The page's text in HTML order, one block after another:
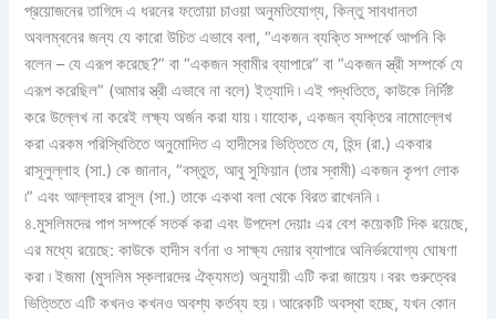
প্রয়োজনের তাগিদে এ ধরনের ফতোয়া চাওয়া অনুমতিযোগ্য, কিন্তু সাবধানতা
অবলম্বনের জন্য যে কারো উচিত এভাবে বলা, “একজন ব্যক্তি সম্পর্কে আপনি কি
বলেন – যে এরূপ করেছে?” বা “একজন স্বামীর ব্যাপারে” বা “একজন স্ত্রী সম্পর্কে যে
এরূপ করেছিল” (আমার স্ত্রী এভাবে না বলে) ইত্যাদি ৷ এই পদ্ধতিতে, কাউকে নির্দিষ্ট
করে উল্লেখ না করেই লক্ষ্য অর্জন করা যায় ৷ যাহোক, একজন ব্যক্তির নামোল্লেখ
করা এরকম পরিস্থিতিতে অনুমোদিত এ হাদীসের ভিত্তিতে যে, হিন্দ (রা.) একবার
রাসূলুল্লাহ (সা.) কে জানান, “বস্তুত, আবু সুফিয়ান (তার স্বামী) একজন কৃপণ লোক
৷” এবং আল্লাহর রাসূল (সা.) তাকে একথা বলা থেকে বিরত রাখেননি ৷
৪.মুসলিমদের পাপ সম্পর্কে সতর্ক করা এবং উপদেশ দেয়াঃ এর বেশ কয়েকটি দিক রয়েছে,
এর মধ্যে রয়েছে: কাউকে হাদীস বর্ণনা ও সাক্ষ্য দেয়ার ব্যাপারে অনির্ভরযোগ্য ঘোষণা
করা ৷ ইজমা (মুসলিম স্কলারদের ঐক্যমত) অনুযায়ী এটি করা জায়েয ৷ বরং গুরুত্বের
ভিত্তিতে এটি কখনও কখনও অবশ্য কর্তব্য হয় ৷ আরেকটি অবস্থা হচ্ছে, যখন কোন